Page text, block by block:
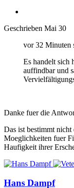
Geschrieben Mai 30
vor 32 Minuten
Es handelt sich
auffindbar und
Danke fuer die
Das ist bestimmt
Moeglichkeiten fuer
Haufigkeit ihrer
Hans Dampf